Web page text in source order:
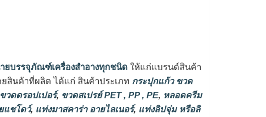
บรรจุภัณฑ์เครื่องสำอางทุกชนิด ให้แก่แบรนด์สินค้า
ยสินค้าที่ผลิต ได้แก่ สินค้าประเภท กระปุกแก้ว ขวด
ขวดดรอปเปอร์, ขวดสเปรย์ PET , PP , PE, หลอดครีม
แชโดว์, แท่งมาสคาร่า อายไลเนอร์, แท่งลิปจุ่ม หรือลิ